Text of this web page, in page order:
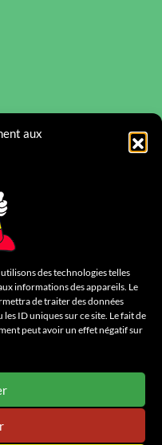
aux
des technologies telles
informations des appareils. Le
de traiter des données
ID uniques sur ce site. Le fait de
peut avoir un effet négatif sur